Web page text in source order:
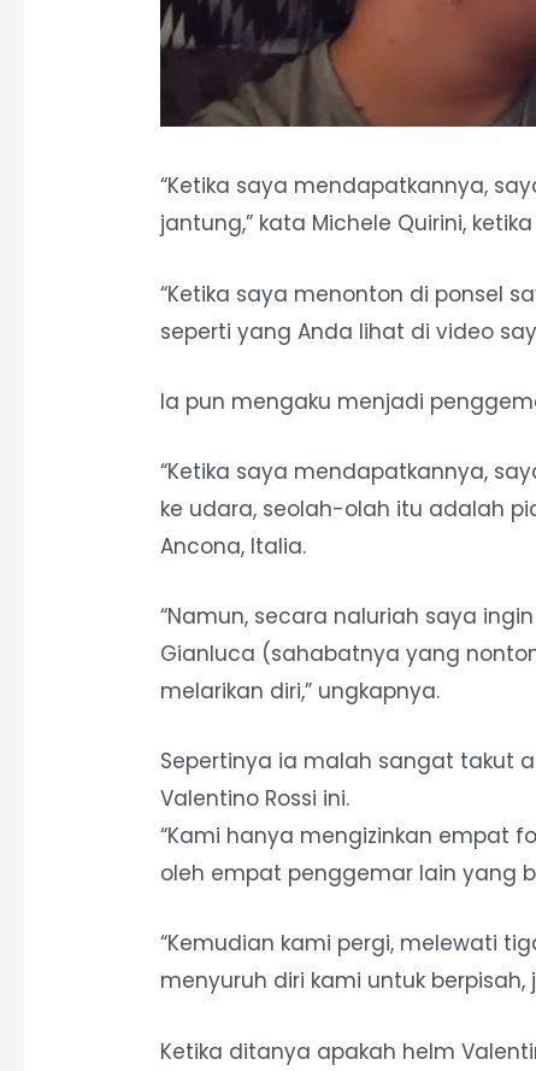
“Ketika saya mendapatkannya,
jantung,” kata Michele Quirini,
“Ketika saya menonton di ponsel
seperti yang Anda lihat di video
Ia pun mengaku menjadi
“Ketika saya mendapatkannya,
ke udara, seolah-olah itu adalah
Ancona, Italia.
“Namun, secara naluriah saya
Gianluca (sahabatnya yang
melarikan diri,” ungkapnya.
Sepertinya ia malah sangat takut
Valentino Rossi ini.
“Kami hanya mengizinkan empat
oleh empat penggemar lain yang
“Kemudian kami pergi, melewati
menyuruh diri kami untuk berpisah,
Ketika ditanya apakah helm